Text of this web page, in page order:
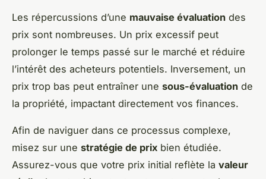
Les répercussions d’une mauvaise évaluation des
prix sont nombreuses. Un prix excessif peut
prolonger le temps passé sur le marché et réduire
l’intérêt des acheteurs potentiels. Inversement, un
prix trop bas peut entraîner une sous-évaluation de
la propriété, impactant directement vos finances.
Afin de naviguer dans ce processus complexe,
misez sur une stratégie de prix bien étudiée.
Assurez-vous que votre prix initial reflète la valeur